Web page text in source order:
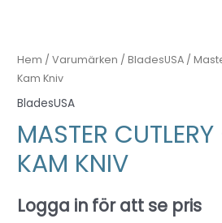
Hem /Varumärken /BladesUSA /
Kam Kniv
BladesUSA
MASTER
KAM KNIV
Logga in för att se pris